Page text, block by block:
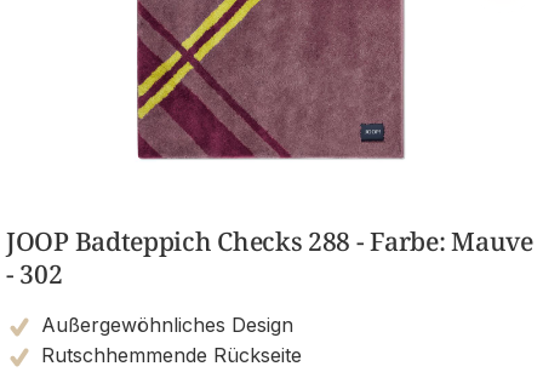
JOOP Badteppich Checks 288 - Farbe: Mauve
- 302
Außergewöhnliches Design
Rutschhemmende Rückseite